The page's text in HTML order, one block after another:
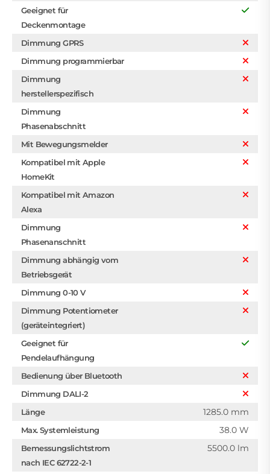
Geeignet für
Deckenmontage
Dimmung GPRS
Dimmung programmierbar
Dimmung
herstellerspezifisch
Dimmung
Phasenabschnitt
Mit Bewegungsmelder
Kompatibel mit Apple
HomeKit
Kompatibel mit Amazon
Alexa
Dimmung
Phasenanschnitt
Dimmung abhängig vom
Betriebsgerät
Dimmung 0-10 V
Dimmung Potentiometer
(geräteintegriert)
Geeignet für
Pendelaufhängung
Bedienung über Bluetooth
Dimmung DALI-2
Länge
1285.0 mm
Max. Systemleistung 38.0 W
Bemessungslichtstrom
nach IEC 62722-2-1
5500.0 lm